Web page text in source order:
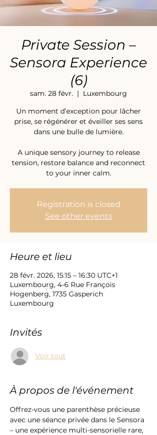
Private Session –
Sensora Experience
(6)
sam. 28 févr.
  |
Luxembourg
Un moment d’exception pour lâcher
prise, se régénérer et éveiller ses sens
dans une bulle de lumière.
A unique sensory journey to release
tension, restore balance and reconnect
to your inner calm.
Registration is closed
See other events
Heure et lieu
28 févr. 2026, 15:15 – 16:30 UTC+1
Luxembourg, 4-6 Rue François
Hogenberg, 1735 Gasperich
Luxembourg
Invités
Voir tout
À propos de l'événement
Offrez-vous une parenthèse précieuse
avec une séance privée dans le Sensora
– une expérience multi-sensorielle rare,